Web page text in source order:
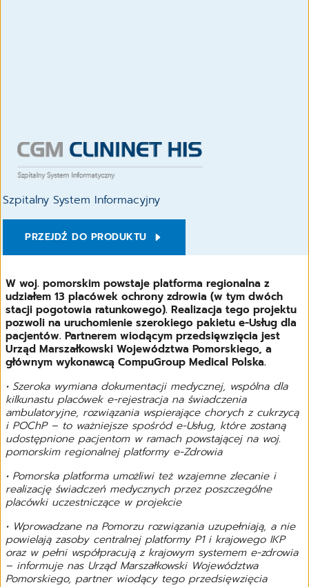
Szpitalny System Informacyjny
PRZEJDŹ DO PRODUKTU
W woj. pomorskim powstaje platforma regionalna z
udziałem 13 placówek ochrony zdrowia (w tym dwóch
stacji pogotowia ratunkowego). Realizacja tego projektu
pozwoli na uruchomienie szerokiego pakietu e-Usług dla
pacjentów. Partnerem wiodącym przedsięwzięcia jest
Urząd Marszałkowski Województwa Pomorskiego, a
głównym wykonawcą CompuGroup Medical Polska.
• Szeroka wymiana dokumentacji medycznej, wspólna dla
kilkunastu placówek e-rejestracja na świadczenia
ambulatoryjne, rozwiązania wspierające chorych z cukrzycą
i POChP – to ważniejsze spośród e-Usług, które zostaną
udostępnione pacjentom w ramach powstającej na woj.
pomorskim regionalnej platformy e-Zdrowia
• Pomorska platforma umożliwi też wzajemne zlecanie i
realizację świadczeń medycznych przez poszczególne
placówki uczestniczące w projekcie
• Wprowadzane na Pomorzu rozwiązania uzupełniają, a nie
powielają zasoby centralnej platformy P1 i krajowego IKP
oraz w pełni współpracują z krajowym systemem e-zdrowia
– informuje nas Urząd Marszałkowski Województwa
Pomorskiego, partner wiodący tego przedsięwzięcia